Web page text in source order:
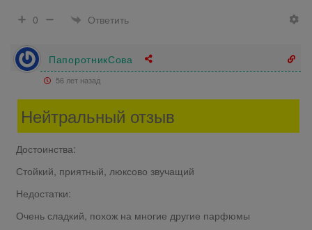
0
Ответить
ПапоротникСова
56 лет назад
Нейтральный отзыв
Достоинства:
Стойкий, приятный, люксово звучащий
Недостатки:
Очень сладкий, похож на многие другие парфюмы